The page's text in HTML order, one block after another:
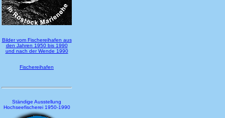
Bilder vom Fischereihafen aus
den Jahren 1950 bis 1990
und nach der Wende 1990
Fischereihafen
Ständige Ausstellung
Hochseefischerei 1950-1990